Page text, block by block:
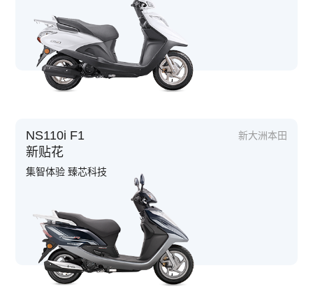
NS110i F1
新贴花
新大洲本田
集智体验 臻芯科技